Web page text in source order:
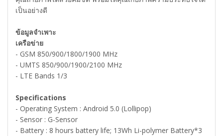
เป็นอย่างดี
ข้อมูลจำเพาะ
เครือข่าย
- GSM 850/900/1800/1900 MHz
- UMTS 850/900/1900/2100 MHz
- LTE Bands 1/3
Specifications
- Operating System : Android 5.0 (Lollipop)
- Sensor : G-Sensor
- Battery : 8 hours battery life; 13Wh Li-polymer Battery*3